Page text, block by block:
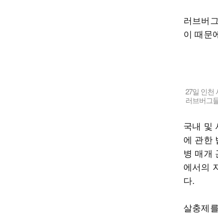
러브버
이 때문
27일 인천
러브버그
국내 및
에 관한
병 매개
에서의
다.
살충제